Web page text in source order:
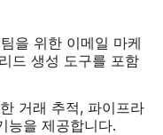
을 위한 이메일 마케
드 생성 도구를 포함
거래 추적, 파이프라
능을 제공합니다.